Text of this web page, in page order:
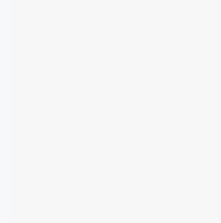
Rose Simard,